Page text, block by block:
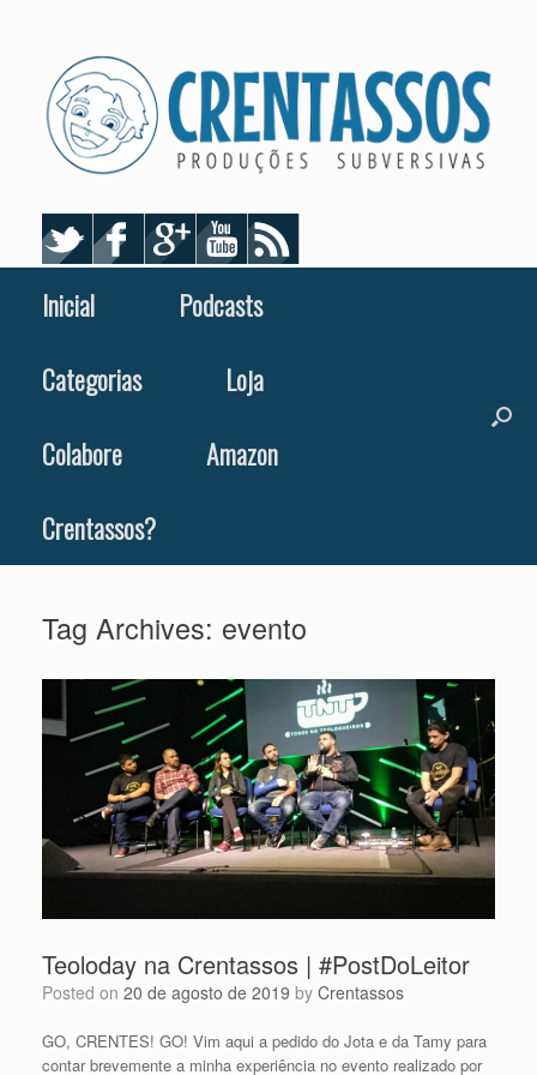
Inicial
Podcasts
Categorias
Loja
Colabore
Amazon
Crentassos?
Tag Archives: evento
Teoloday na Crentassos | #PostDoLeitor
Posted on 20 de agosto de 2019 by Crentassos
GO, CRENTES! GO! Vim aqui a pedido do Jota e da Tamy para
contar brevemente a minha experiência no evento realizado por